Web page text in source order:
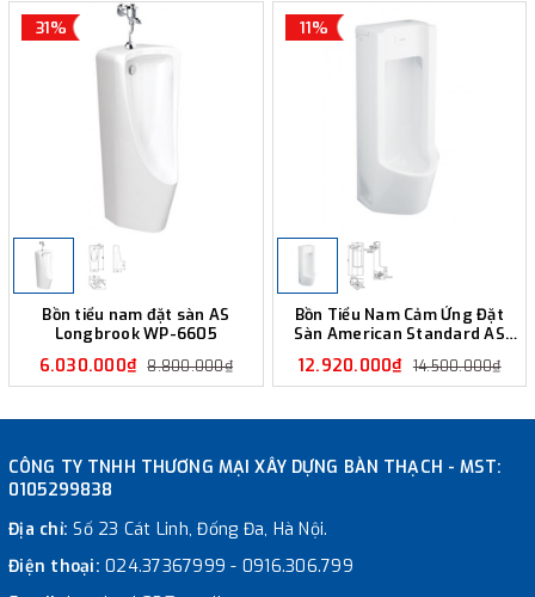
31%
Bồn tiểu nam đặt sàn AS
Longbrook WP-6605
6.030.000₫ 8.800.000₫
11%
Bồn Tiểu Nam Cảm Ứng Đặt
Sàn American Standard AS
12.920.000₫ 14.500.000₫
CÔNG TY TNHH THƯƠNG MẠI XÂY DỰNG BÀN THẠCH - MST:
0105299838
Địa chỉ:Số 23 Cát Linh, Đống Đa, Hà Nội.
Điện thoại: 024.37367999 - 0916.306.799